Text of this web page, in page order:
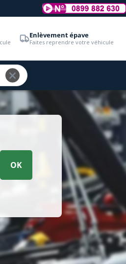
Enlèvement épave
Faites reprendre votre véhicule
OK